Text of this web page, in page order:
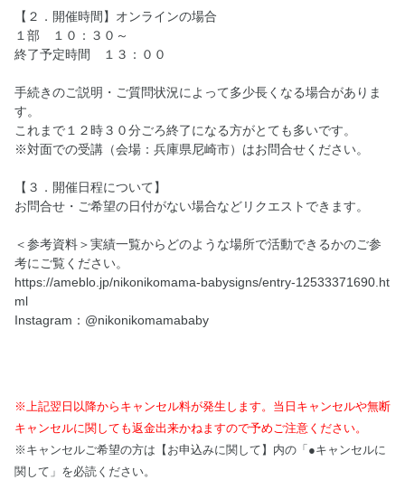
【２．開催時間】オンラインの場合
１部 １０：３０～
終了予定時間 １３：００
手続きのご説明・ご質問状況によって多少長くなる場合がありま
す。
これまで１２時３０分ごろ終了になる方がとても多いです。
※対面での受講（会場：兵庫県尼崎市）はお問合せください。
【３．開催日程について】
お問合せ・ご希望の日付がない場合などリクエストできます。
＜参考資料＞実績一覧からどのような場所で活動できるかのご参
考にご覧ください。
https://ameblo.jp/nikonikomama-babysigns/entry-12533371690.ht
ml
Instagram：@nikonikomamababy
※上記翌日以降からキャンセル料が発生します。当日キャンセルや無断
キャンセルに関しても返金出来かねますので予めご注意ください。
※キャンセルご希望の方は【お申込みに関して】内の「●キャンセルに
関して」を必読ください。